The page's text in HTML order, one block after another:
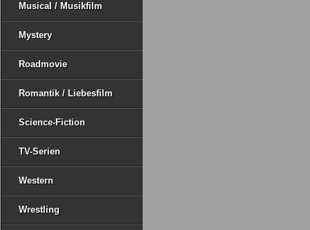
Musical / Musikfilm
Mystery
Roadmovie
Romantik / Liebesfilm
Science-Fiction
TV-Serien
Western
Wrestling